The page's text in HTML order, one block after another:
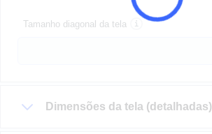
Tamanho diagonal da tela
Dimensões da tela (detalhadas)